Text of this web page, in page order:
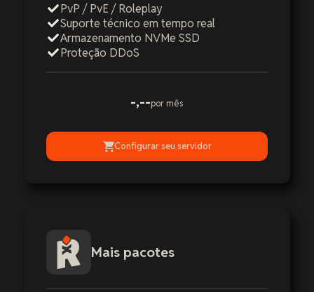
PvP / PvE / Roleplay
Suporte técnico em tempo real
Armazenamento NVMe SSD
Proteção DDoS
-,--por mês
Configurar seu servidor
Mais pacotes